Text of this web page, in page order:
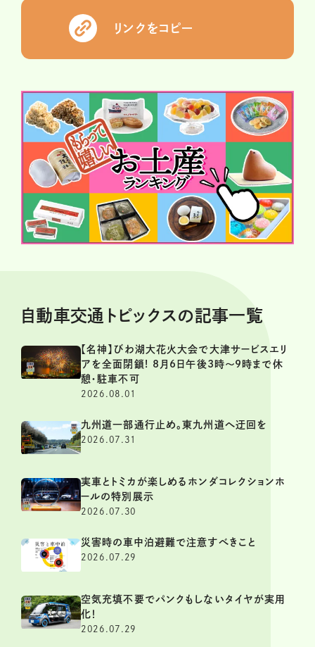
リンクをコピー
自動車交通トピックスの記事一覧
【名神】びわ湖大花火大会で大津サービスエリ
アを全面閉鎖! 8月6日午後3時～9時まで休
憩・駐車不可
2026.08.01
九州道一部通行止め。東九州道へ迂回を
2026.07.31
実車とトミカが楽しめるホンダコレクションホ
ールの特別展示
2026.07.30
災害時の車中泊避難で注意すべきこと
2026.07.29
空気充填不要でパンクもしないタイヤが実用
化！
2026.07.29